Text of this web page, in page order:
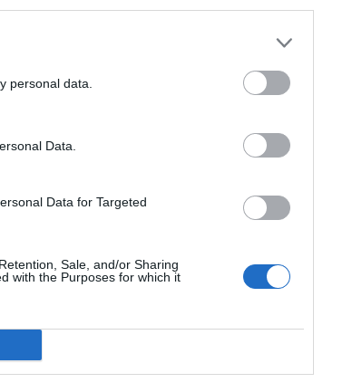
personal data.
Data.
Data for Targeted
Sale, and/or Sharing
with the Purposes for which it
az AI-korszakba Magyarország.
helyett stratégiákat, valós megoldásokat
18-ai AI in Business 2026 rendezvényünkön!
Hankó Balázs kultúráért és innovációért felelős
aláírta a kutatási...